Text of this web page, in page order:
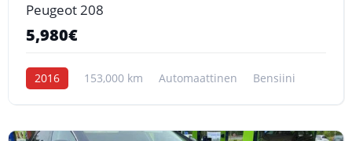
Peugeot 208
5,980€
2016 153,000 km Automaattinen Bensiini